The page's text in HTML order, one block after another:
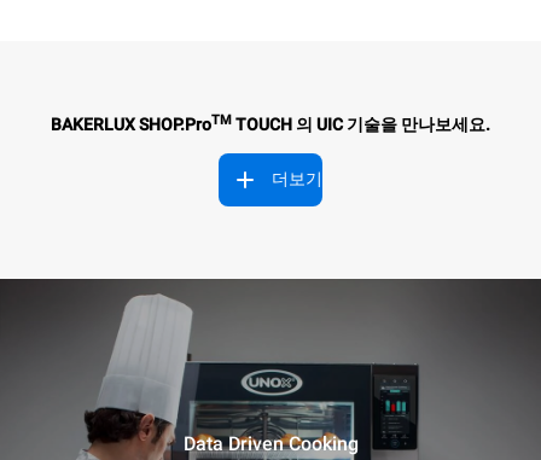
BAKERLUX SHOP.ProTM TOUCH 의 UIC 기술을 만나보세요.
더보기
Data Driven Cooking